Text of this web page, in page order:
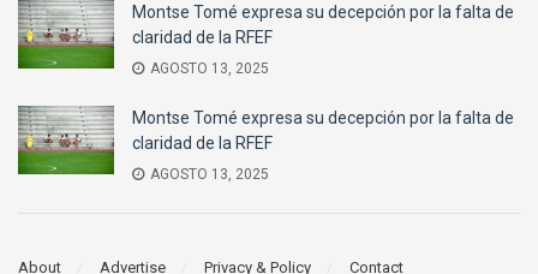
Montse Tomé expresa su decepción por la falta de
claridad de la RFEF
AGOSTO 13, 2025
Montse Tomé expresa su decepción por la falta de
claridad de la RFEF
AGOSTO 13, 2025
About Advertise Privacy & Policy Contact